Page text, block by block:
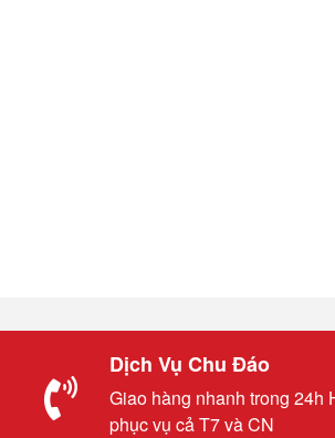
Dịch Vụ Chu Đáo
Giao hàng nhanh trong 24h
phục vụ cả T7 và CN